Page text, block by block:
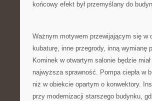
końcowy efekt był przemyślany do
Ważnym motywem przewijającym się w
kubaturę, inne przegrody, inną wymianę
Kominek w otwartym salonie będzie
najwyższa sprawność. Pompa ciepła w
niż w obiekcie opartym o konwektory.
przy modernizacji starszego budynku,